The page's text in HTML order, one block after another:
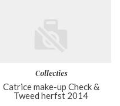
Collecties
Catrice make-up Check &
Tweed herfst 2014